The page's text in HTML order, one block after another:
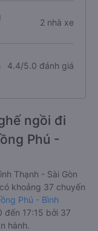
2 nhà xe
4.4/5.0 đánh giá
ngồi đi
Phú -
Thạnh - Sài Gòn
khoảng 37 chuyến
Phú - Bình
17:15 bởi 37
hành.